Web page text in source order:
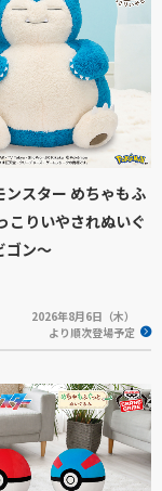
ンスター めちゃもふ
こりいやされぬいぐ
ゴン～
2026年8月6日（木）
より順次登場予定